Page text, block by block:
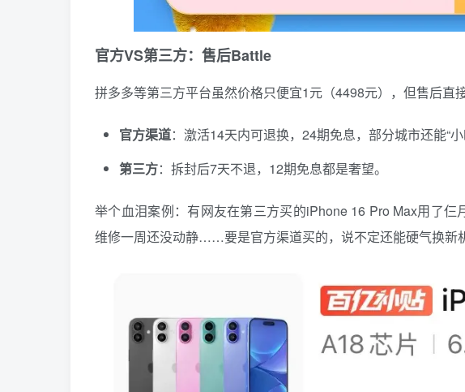
官方VS第三方：售后Battle
拼多多等第三方平台虽然价格只便宜1元（4498元），但售后直接
官方渠道：激活14天内可退换，24期免息，部分城市还能“小
第三方：拆封后7天不退，12期免息都是奢望。
举个血泪案例：有网友在第三方买的iPhone 16 Pro Max用了仨
维修一周还没动静……要是官方渠道买的，说不定还能硬气换新机